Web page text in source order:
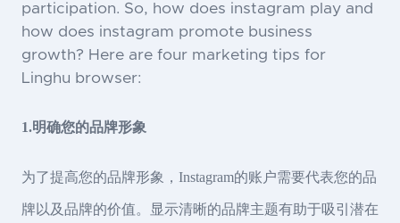
participation. So, how does instagram play and
how does instagram promote business
growth? Here are four marketing tips for
Linghu browser:
1.明确您的品牌形象
为了提高您的品牌形象，Instagram的账户需要代表您的品
牌以及品牌的价值。显示清晰的品牌主题有助于吸引潜在